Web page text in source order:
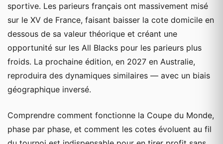
sportive. Les parieurs français ont massivement misé
sur le XV de France, faisant baisser la cote domicile en
dessous de sa valeur théorique et créant une
opportunité sur les All Blacks pour les parieurs plus
froids. La prochaine édition, en 2027 en Australie,
reproduira des dynamiques similaires — avec un biais
géographique inversé.
Comprendre comment fonctionne la Coupe du Monde,
phase par phase, et comment les cotes évoluent au fil